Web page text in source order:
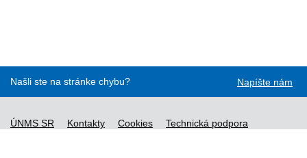
Našli ste na stránke chybu? Napíšte nám
ÚNMS SR Kontakty Cookies
Technická podpora